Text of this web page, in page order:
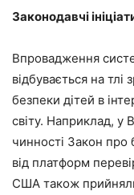
Законодавчі
Впровадження
відбувається на
безпеки дітей в
світу. Наприклад, у
чинності Закон про
від платформ
США також